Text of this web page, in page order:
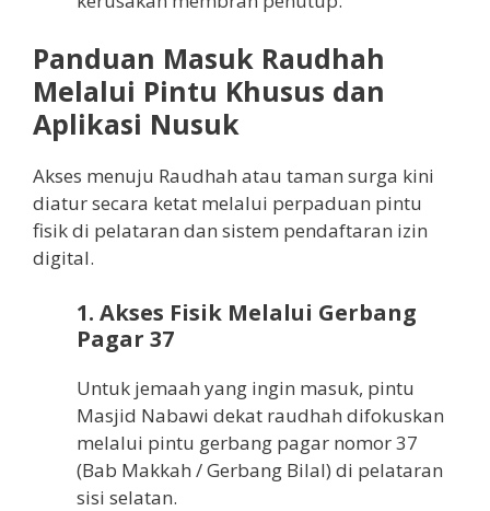
Panduan Masuk Raudhah
Melalui Pintu Khusus dan
Aplikasi Nusuk
Akses menuju Raudhah atau taman surga kini
diatur secara ketat melalui perpaduan pintu
fisik di pelataran dan sistem pendaftaran izin
digital.
1. Akses Fisik Melalui Gerbang
Pagar 37
Untuk jemaah yang ingin masuk, pintu
Masjid Nabawi dekat raudhah difokuskan
melalui pintu gerbang pagar nomor 37
(Bab Makkah / Gerbang Bilal) di pelataran
sisi selatan.